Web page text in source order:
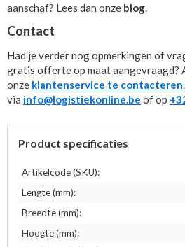
aanschaf? Lees dan onze blog.
Contact
Had je verder nog opmerkingen of
gratis offerte op maat aangevraagd?
onze klantenservice te contacteren
via info@logistiekonline.be of op
Product specificaties
Artikelcode (SKU):
Lengte (mm):
Breedte (mm):
Hoogte (mm):